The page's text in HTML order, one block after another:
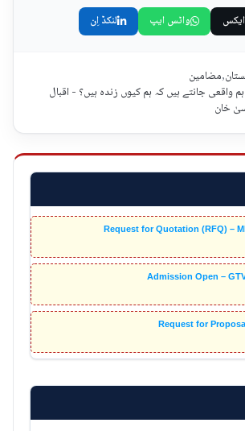
Request for Quotation (RFQ) –
Admission Open –
Request for
ایکس واٹس ایپ لنکڈ اِن
,مضامین
واقعی جانتے ہیں کہ ہم کیوں زندہ ہیں؟ - اقبال
خان